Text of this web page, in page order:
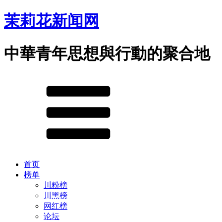
茉莉花新闻网
中華青年思想與行動的聚合地
首页
榜单
川粉榜
川黑榜
网红榜
论坛